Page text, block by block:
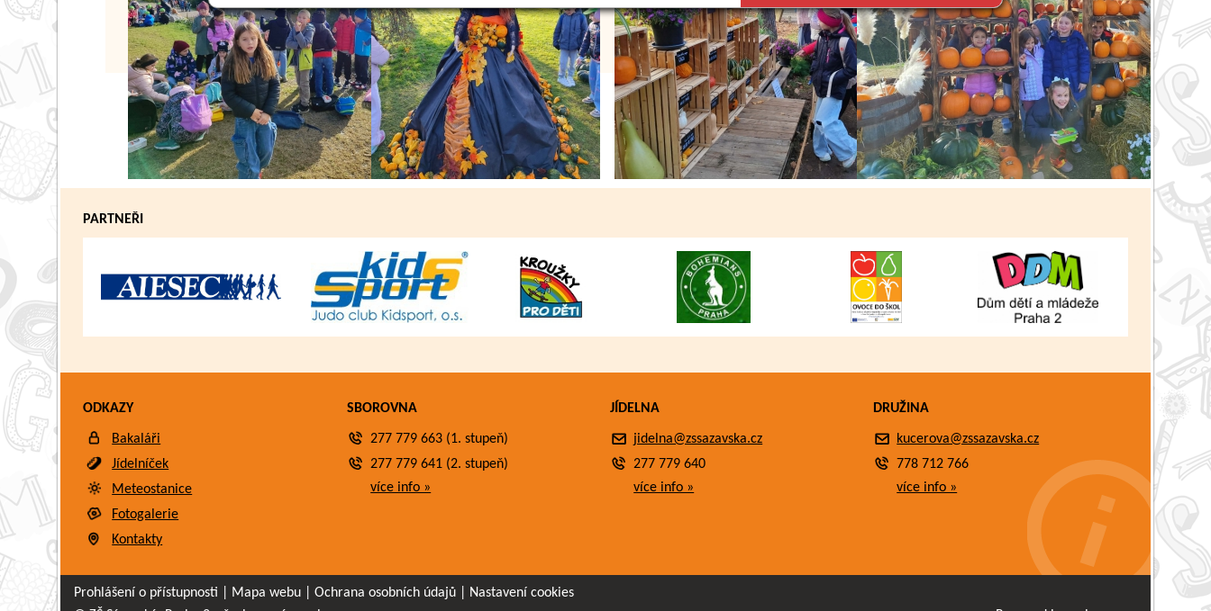
Zpět
PARTNEŘI
ODKAZY
Bakaláři
Jídelníček
Meteostanice
Fotogalerie
Kontakty
SBOROVNA
277 779 663 (1. stupeň)
277 779 641 (2. stupeň)
více info »
JÍDELNA
jidelna@zssazavska.cz
277 779 640
více info »
DRUŽINA
kucerova@zssazavska.cz
778 712 766
více info »
Prohlášení o přístupnosti Mapa webu |Ochrana osobních údajů
Nastavení cookies